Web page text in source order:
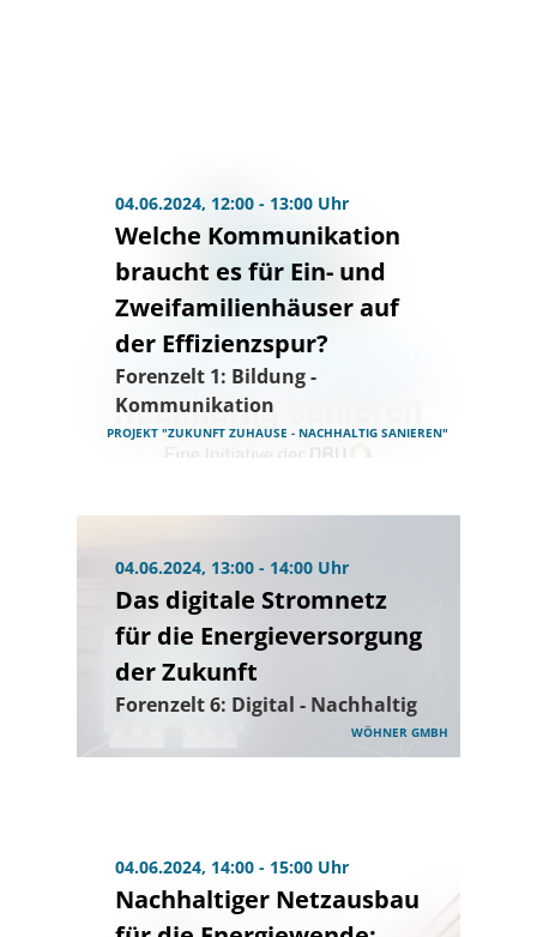
04.06.2024, 12:00 - 13:00 Uhr
Welche Kommunikation
braucht es für Ein- und
Zweifamilienhäuser auf
der Effizienzspur?
Forenzelt 1: Bildung -
Kommunikation
PROJEKT "ZUKUNFT ZUHAUSE - NACHHALTIG SANIEREN"
04.06.2024, 13:00 - 14:00 Uhr
Das digitale Stromnetz
für die Energieversorgung
der Zukunft
Forenzelt 6: Digital - Nachhaltig
WÖHNER GMBH
04.06.2024, 14:00 - 15:00 Uhr
Nachhaltiger Netzausbau